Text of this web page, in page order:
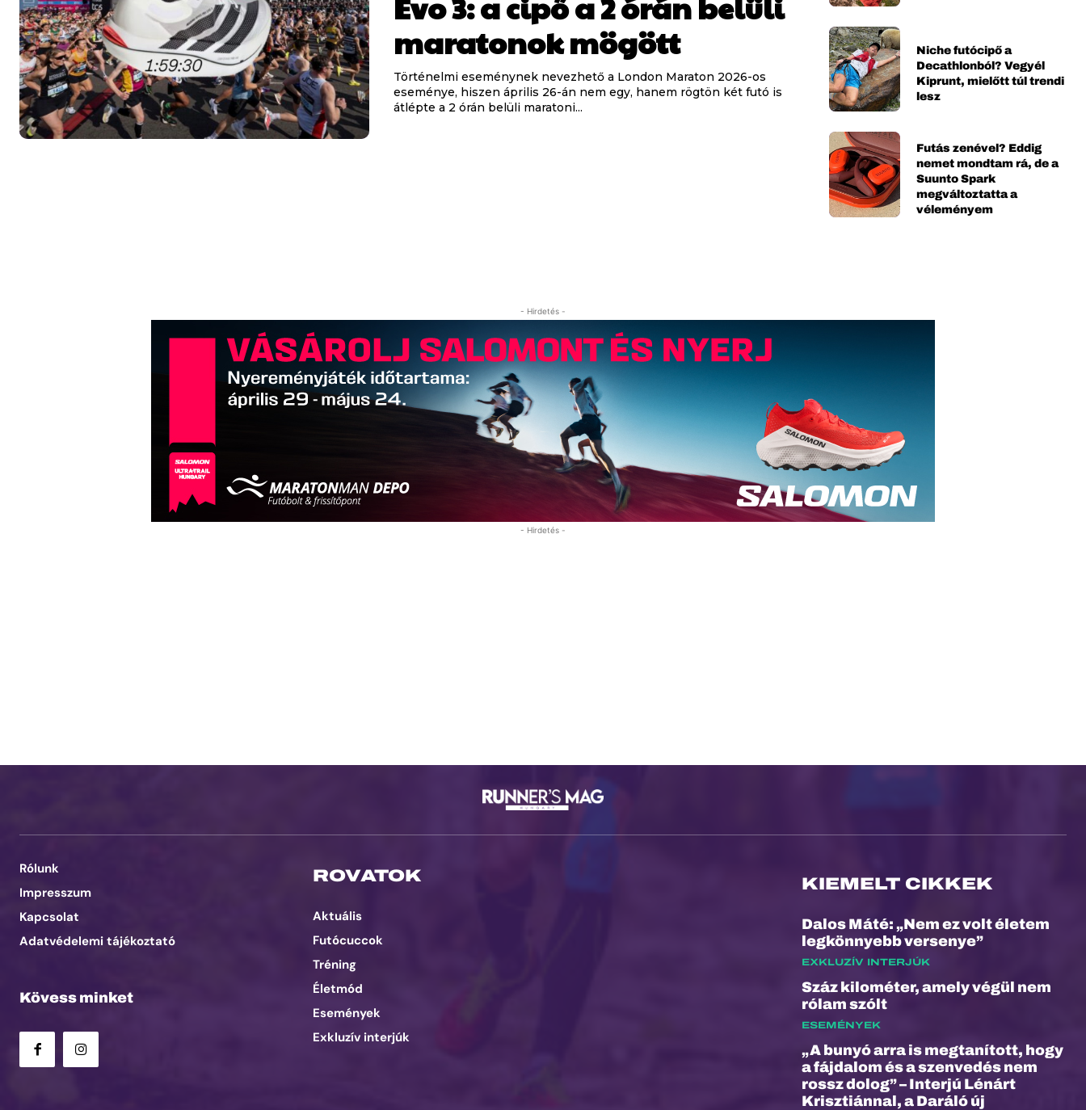
maratonok mögött
Történelmi eseménynek nevezhető a London Maraton 2026-os
eseménye, hiszen április 26-án nem egy, hanem rögtön két futó is
átlépte a 2 órán belüli maratoni...
Niche futócipő a
Decathlonból? Vegyél
Kiprunt, mielőtt túl trendi
lesz
Futás zenével? Eddig
nemet mondtam rá, de a
Suunto Spark
megváltoztatta a
véleményem
- Hirdetés -
- Hirdetés -
Rólunk
Impresszum
Kapcsolat
Adatvédelemi tájékoztató
Kövess minket
ROVATOK
Aktuális
Futócuccok
Tréning
Életmód
Események
Exkluzív interjúk
KIEMELT CIKKEK
Dalos Máté: „Nem ez volt életem
legkönnyebb versenye”
EXKLUZÍV INTERJÚK
Száz kilométer, amely végül nem
rólam szólt
ESEMÉNYEK
„A bunyó arra is megtanított, hogy
a fájdalom és a szenvedés nem
rossz dolog” – Interjú Lénárt
Krisztiánnal, a Daráló új